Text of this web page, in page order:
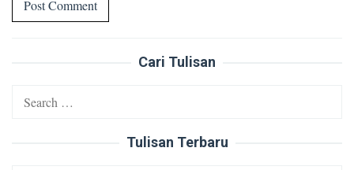
Cari Tulisan
Search
Tulisan Terbaru